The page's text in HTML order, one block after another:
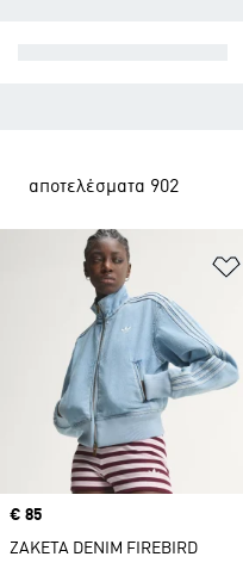
αποτελέσματα 902
Price
€ 85
ΖΑΚΕΤΑ DENIM FIREBIRD